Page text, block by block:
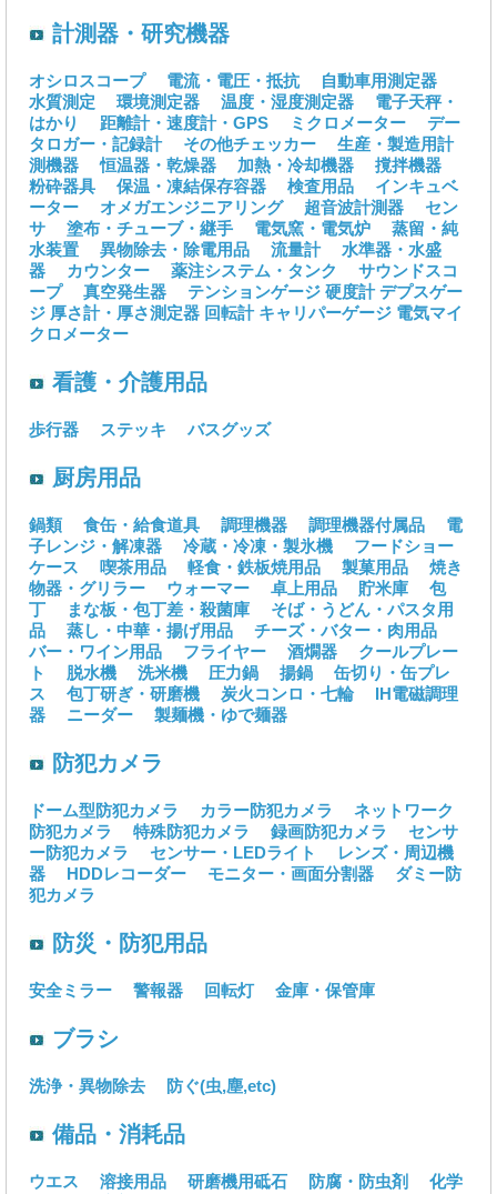
計測器・研究機器
オシロスコープ 電流・電圧・抵抗
自動車用測定器
水質測定
環境測定器 温度・湿度測定器
電子天秤・
はかり
距離計・速度計・GPS ミクロメーター
デー
タロガー・記録計
その他チェッカー
生産・製造用計
測機器
恒温器・乾燥器 加熱・冷却機器
撹拌機器
粉砕器具
保温・凍結保存容器 検査用品
インキュベ
ーター
オメガエンジニアリング 超音波計測器
セン
サ
塗布・チューブ・継手 電気窯・電気炉
蒸留・純
水装置
異物除去・除電用品 流量計
水準器・水盛
器
カウンター 薬注システム・タンク
サウンドスコ
ープ
真空発生器 テンションゲージ 硬度計 デプスゲー
ジ 厚さ計・厚さ測定器 回転計 キャリパーゲージ 電気マイ
クロメーター
看護・介護用品
歩行器 ステッキ バスグッズ
厨房用品
鍋類 食缶・給食道具 調理機器 調理機器付属品
電
子レンジ・解凍器
冷蔵・冷凍・製氷機
フードショー
ケース
喫茶用品 軽食・鉄板焼用品 製菓用品
焼き
物器・グリラー
ウォーマー 卓上用品 貯米庫
包
丁
まな板・包丁差・殺菌庫
そば・うどん・パスタ用
品
蒸し・中華・揚げ用品
チーズ・バター・肉用品
バー・ワイン用品
フライヤー 酒燗器
クールプレー
ト
脱水機 洗米機 圧力鍋 揚鍋
缶切り・缶プレ
ス
包丁研ぎ・研磨機 炭火コンロ・七輪
IH電磁調理
器
ニーダー 製麺機・ゆで麺器
防犯カメラ
ドーム型防犯カメラ カラー防犯カメラ
ネットワーク
防犯カメラ
特殊防犯カメラ 録画防犯カメラ
センサ
ー防犯カメラ
センサー・LEDライト
レンズ・周辺機
器
HDDレコーダー モニター・画面分割器
ダミー防
犯カメラ
防災・防犯用品
安全ミラー 警報器 回転灯 金庫・保管庫
ブラシ
洗浄・異物除去 防ぐ(虫,塵,etc)
備品・消耗品
ウエス 溶接用品 研磨機用砥石 防腐・防虫剤
化学